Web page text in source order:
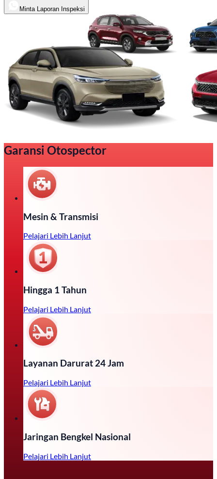
Minta Laporan Inspeksi
Garansi Otospector
Mesin & Transmisi
Pelajari Lebih Lanjut
Hingga 1 Tahun
Pelajari Lebih Lanjut
Layanan Darurat 24 Jam
Pelajari Lebih Lanjut
Jaringan Bengkel Nasional
Pelajari Lebih Lanjut